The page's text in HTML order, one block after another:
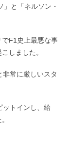
と「ネルソン・
F1史上最悪な事
しました。
常に厳しいスタ
ットインし、給